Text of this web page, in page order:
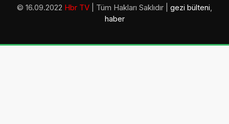
© 16.09.2022 Hbr TV | Tüm Hakları Saklıdır | gezi bülteni,
haber